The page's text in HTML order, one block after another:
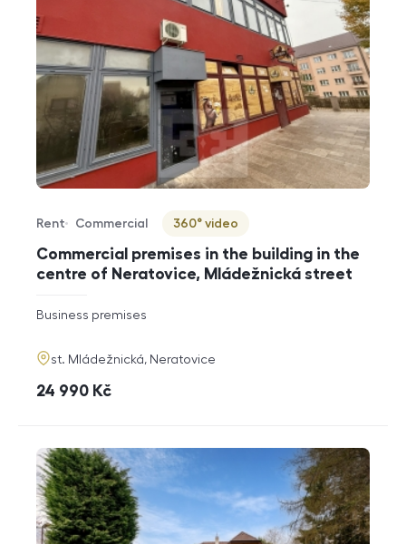
Commercial premises in the building in the
centre of Neratovice, Mládežnická street
Offer type
Rent
Property type
Commercial
Virtuální prohlídka
360° video
rozměry
disposition
Business premises
adresa
st. Mládežnická, Neratovice
cena
24 990 Kč